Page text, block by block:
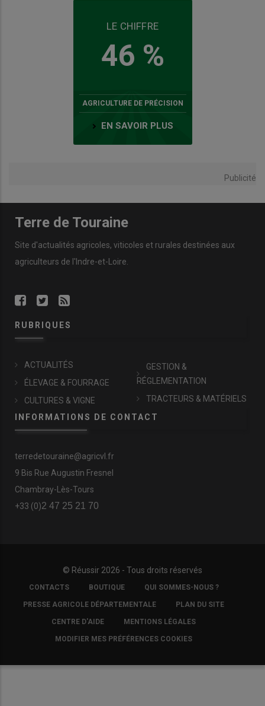
LE CHIFFRE
46 %
AGRICULTURE DE PRÉCISION
EN SAVOIR PLUS
Publicité
Terre de Touraine
Site d'actualités agricoles, viticoles et rurales destinées aux
agriculteurs de l'Indre-et-Loire.
RUBRIQUES
ACTUALITÉS
ÉLEVAGE & FOURRAGE
CULTURES & VIGNE
GESTION &
RÉGLEMENTATION
TRACTEURS & MATÉRIELS
INFORMATIONS DE CONTACT
terredetouraine@agricvl.fr
9 Bis Rue Augustin Fresnel
Chambray-Lès-Tours
+33 (0)2 47 25 21 70
© Réussir 2026 - Tous droits réservés
FOOTER
COPYRIGHT
CONTACTS BOUTIQUE QUI SOMMES-NOUS ?
PRESSE AGRICOLE DÉPARTEMENTALE PLAN DU SITE
CENTRE D'AIDE MENTIONS LÉGALES
MODIFIER MES PRÉFÉRENCES COOKIES